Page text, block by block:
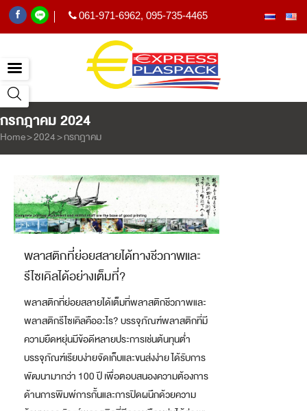
061-971-6962, 095-735-4465
กรกฎาคม 2024
Home>2024>กรกฎาคม
พลาสติกที่ย่อยสลายได้ทางชีวภาพและ
รีไซเคิลได้อย่างเต็มที่?
พลาสติกที่ย่อยสลายได้เต็มที่พลาสติกชีวภาพและ
พลาสติกรีไซเคิลคืออะไร? บรรจุภัณฑ์พลาสติกที่มี
ความยืดหยุ่นมีข้อดีหลายประการเช่นต้นทุนต่ำ
บรรจุภัณฑ์เรียบง่ายจัดเก็บและขนส่งง่าย ได้รับการ
พัฒนามากว่า 100 ปี เพื่อตอบสนองความต้องการ
ด้านการพิมพ์การกั้นและการปิดผนึกด้วยความ